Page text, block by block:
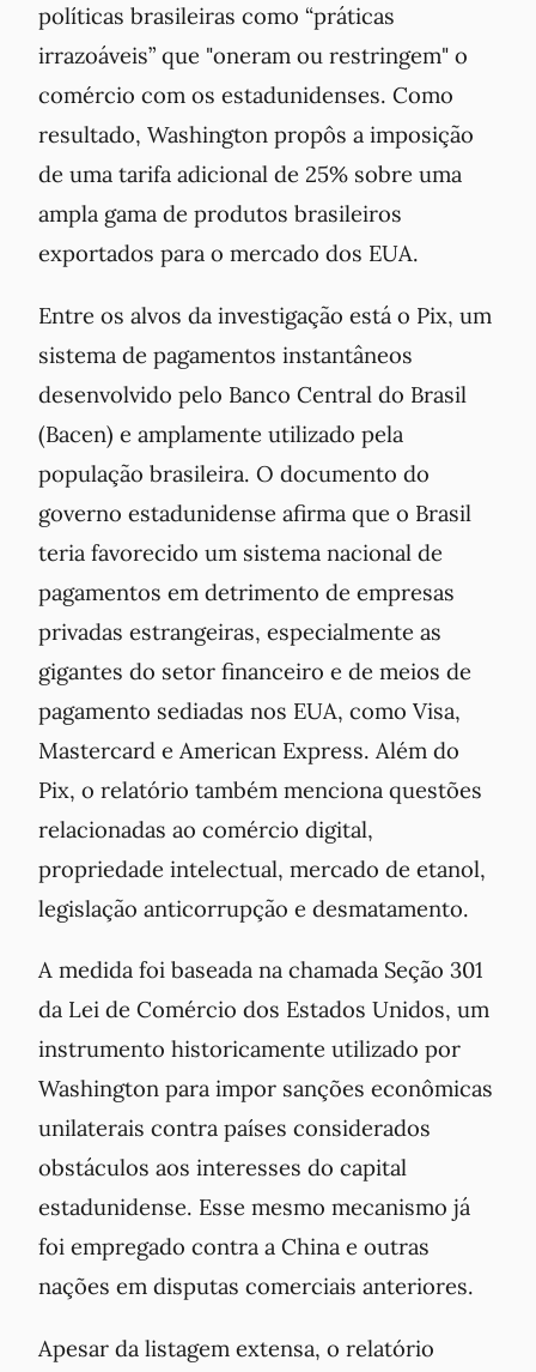
políticas brasileiras como “práticas
irrazoáveis” que "oneram ou restringem" o
comércio com os estadunidenses. Como
resultado, Washington propôs a imposição
de uma tarifa adicional de 25% sobre uma
ampla gama de produtos brasileiros
exportados para o mercado dos EUA.
Entre os alvos da investigação está o Pix, um
sistema de pagamentos instantâneos
desenvolvido pelo Banco Central do Brasil
(Bacen) e amplamente utilizado pela
população brasileira. O documento do
governo estadunidense afirma que o Brasil
teria favorecido um sistema nacional de
pagamentos em detrimento de empresas
privadas estrangeiras, especialmente as
gigantes do setor financeiro e de meios de
pagamento sediadas nos EUA, como Visa,
Mastercard e American Express. Além do
Pix, o relatório também menciona questões
relacionadas ao comércio digital,
propriedade intelectual, mercado de etanol,
legislação anticorrupção e desmatamento.
A medida foi baseada na chamada Seção 301
da Lei de Comércio dos Estados Unidos, um
instrumento historicamente utilizado por
Washington para impor sanções econômicas
unilaterais contra países considerados
obstáculos aos interesses do capital
estadunidense. Esse mesmo mecanismo já
foi empregado contra a China e outras
nações em disputas comerciais anteriores.
Apesar da listagem extensa, o relatório